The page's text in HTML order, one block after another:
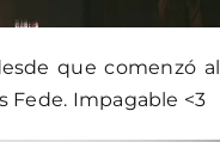
que comenzó al
Fede. Impagable <3